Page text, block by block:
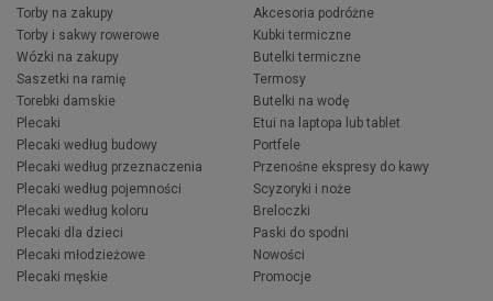
Torby na zakupy
Torby i sakwy rowerowe
Wózki na zakupy
Saszetki na ramię
Torebki damskie
Plecaki
Plecaki według budowy
Plecaki według przeznaczenia
Plecaki według pojemności
Plecaki według koloru
Plecaki dla dzieci
Plecaki młodzieżowe
Plecaki męskie
Akcesoria podróżne
Kubki termiczne
Butelki termiczne
Termosy
Butelki na wodę
Etui na laptopa lub tablet
Portfele
Przenośne ekspresy do kawy
Scyzoryki i noże
Breloczki
Paski do spodni
Nowości
Promocje